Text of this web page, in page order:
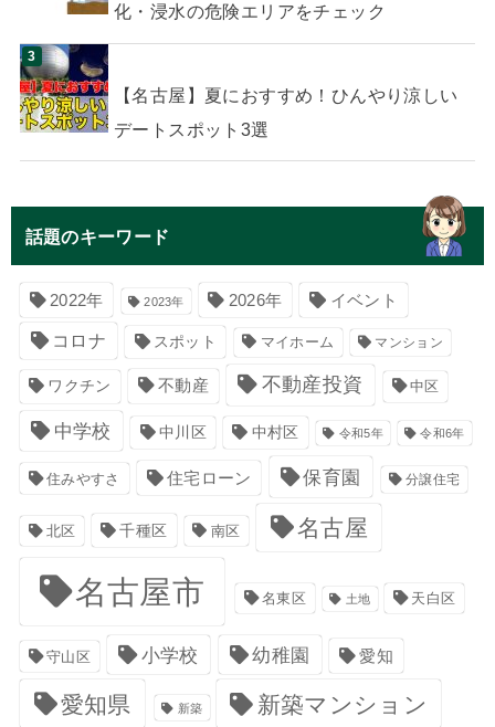
化・浸水の危険エリアをチェック
【名古屋】夏におすすめ！ひんやり涼しい
デートスポット3選
話題のキーワード
2022年 2023年 2026年 イベント
コロナ スポット マイホーム マンション
ワクチン 不動産 不動産投資 中区
中学校 中川区 中村区 令和5年 令和6年
住みやすさ 住宅ローン 保育園 分譲住宅
北区 千種区 南区 名古屋
名古屋市 名東区 土地 天白区
守山区 小学校 幼稚園 愛知
愛知県 新築 新築マンション